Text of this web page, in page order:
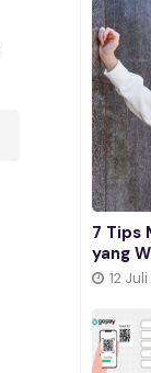
7 Tips
yang
12